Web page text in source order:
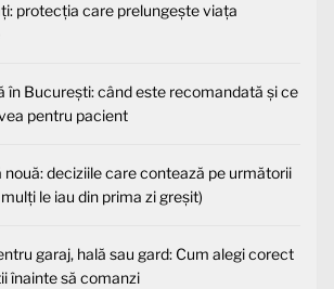
protecția care prelungește viața
în București: când este recomandată și ce
pentru pacient
nouă: deciziile care contează pe următorii
le iau din prima zi greșit)
garaj, hală sau gard: Cum alegi corect
înainte să comanzi